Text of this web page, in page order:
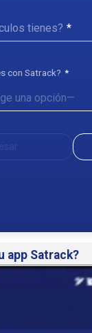
tienes?
con Satrack?
app Satrack?